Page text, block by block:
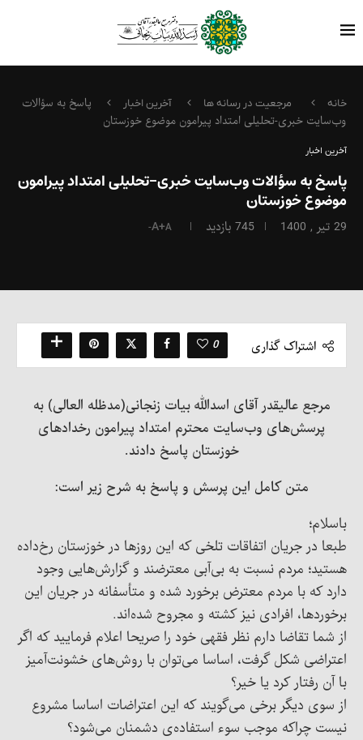
خانه مرجعیت در رسانه ها آخرین اخبار
پاسخ به سؤالات
وب‌سایت خبری-تحلیلی امتداد پیرامون موضوع خوزستان
آخرین اخبار
پاسخ به سؤالات وب‌سایت خبری-تحلیلی امتداد پیرامون
موضوع خوزستان
29 تیر , 1400 745 بازدید A+A-
اشتراک گذاری 0
مرجع عالیقدر آقای اسدالله بیات زنجانی(مدظله العالی) به
پرسش‌های وب‌سایت محترم امتداد پیرامون رخدادهای
خوزستان پاسخ دادند.
متن کامل این پرسش و پاسخ به شرح زیر است:
باسلام؛
طبعا در جریان اتفاقات تلخی که این روزها در خوزستان رخ‌داده
هستید؛ مردم نسبت به بی‌آبی معترضند و گزارش‌هایی وجود
دارد که با مردم معترض برخورد شده و متأسفانه در جریان این
برخوردها، افرادی نیز کشته و مجروح شده‌اند.
از شما تقاضا دارم نظر فقهی خود را صریحا اعلام فرمایید که اگر
اعتراضی شکل گرفت، اساسا می‌توان با روش‌های خشونت‌آمیز
با آن رفتار کرد یا خیر؟
از سوی دیگر برخی می‌گویند که این اعتراضات اساسا مشروع
نیست چراکه موجب سوء استفاده‌ی دشمنان می‌شود؟